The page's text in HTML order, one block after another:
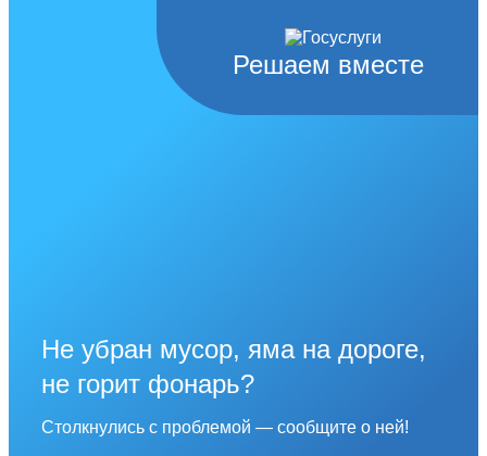
Решаем вместе
Не убран мусор, яма на дороге,
не горит фонарь?
Столкнулись с проблемой — сообщите о ней!